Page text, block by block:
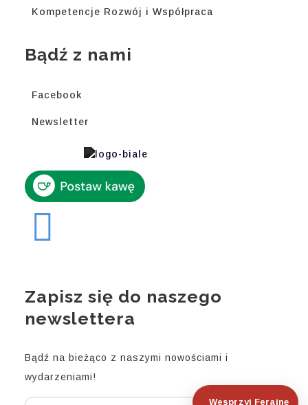
Kompetencje Rozwój i Współpraca
Bądź z nami
Facebook
Wesprzyj Ferajnę
Newsletter
Zapisz się do naszego
newslettera
Bądź na bieżąco z naszymi nowościami i
wydarzeniami!